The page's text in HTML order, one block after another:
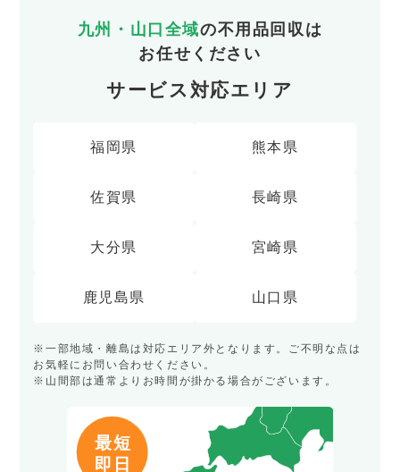
九州・山口全域の不用品回収は
お任せください
サービス対応エリア
福岡県 熊本県
佐賀県 長崎県
大分県 宮崎県
鹿児島県 山口県
※一部地域・離島は対応エリア外となります。ご不明な点は
お気軽にお問い合わせください。
※山間部は通常よりお時間が掛かる場合がございます。